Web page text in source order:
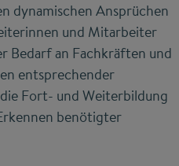
dynamischen Ansprüchen
und Mitarbeiter
Bedarf an Fachkräften und
entsprechender
Fort- und Weiterbildung
benötigter